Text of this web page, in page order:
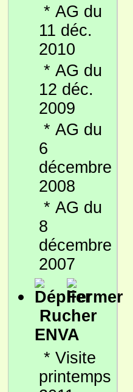
* AG du
11 déc.
2010
* AG du
12 déc.
2009
* AG du
6
décembre
2008
* AG du
8
décembre
2007
Rucher
ENVA
* Visite
printemps